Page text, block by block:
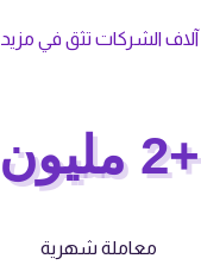
آلاف الشركات تثق في مزيد
+2 مليون
معاملة شهرية